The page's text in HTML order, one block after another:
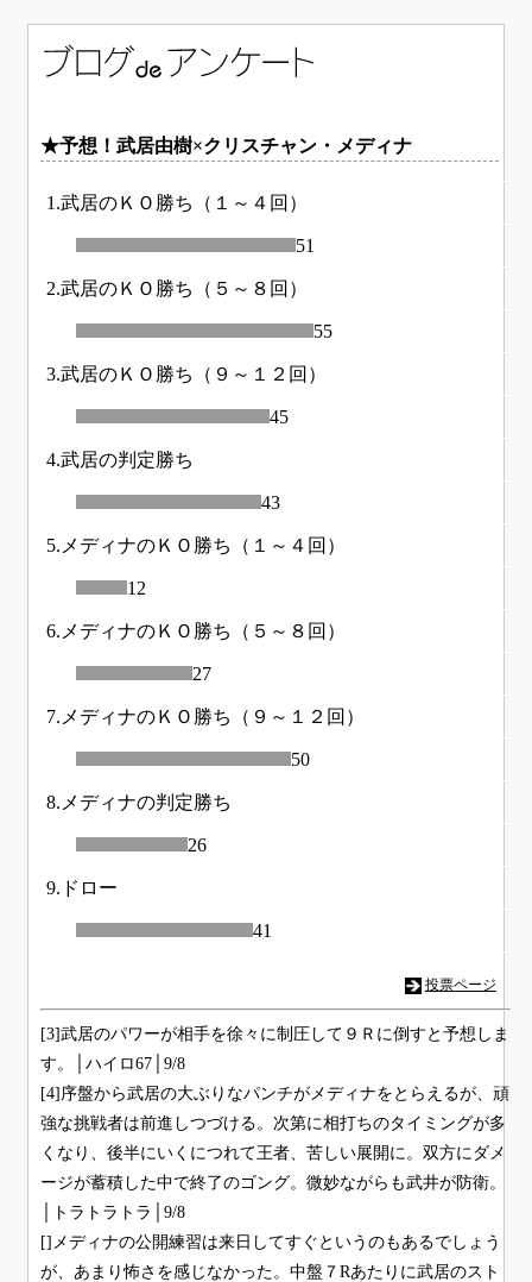
★予想！武居由樹×クリスチャン・メディナ
1.武居のＫＯ勝ち（１～４回）
51
2.武居のＫＯ勝ち（５～８回）
55
3.武居のＫＯ勝ち（９～１２回）
45
4.武居の判定勝ち
43
5.メディナのＫＯ勝ち（１～４回）
12
6.メディナのＫＯ勝ち（５～８回）
27
7.メディナのＫＯ勝ち（９～１２回）
50
8.メディナの判定勝ち
26
9.ドロー
41
投票ページ
[3]武居のパワーが相手を徐々に制圧して９Ｒに倒すと予想しま
す。│ハイロ67│9/8
[4]序盤から武居の大ぶりなパンチがメディナをとらえるが、頑
強な挑戦者は前進しつづける。次第に相打ちのタイミングが多
くなり、後半にいくにつれて王者、苦しい展開に。双方にダメ
ージが蓄積した中で終了のゴング。微妙ながらも武井が防衛。
│トラトラトラ│9/8
[]メディナの公開練習は来日してすぐというのもあるでしょう
が、あまり怖さを感じなかった。中盤７Rあたりに武居のスト